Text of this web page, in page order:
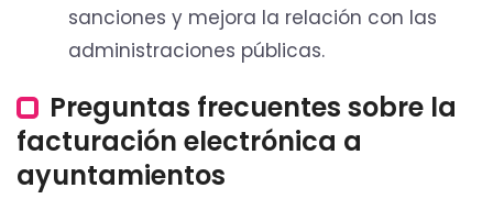
sanciones y mejora la relación con las
administraciones públicas.
Preguntas frecuentes sobre la
facturación electrónica a
ayuntamientos